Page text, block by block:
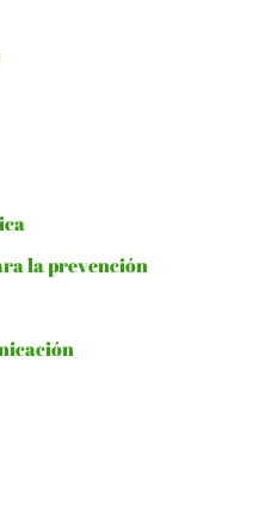
la prevención